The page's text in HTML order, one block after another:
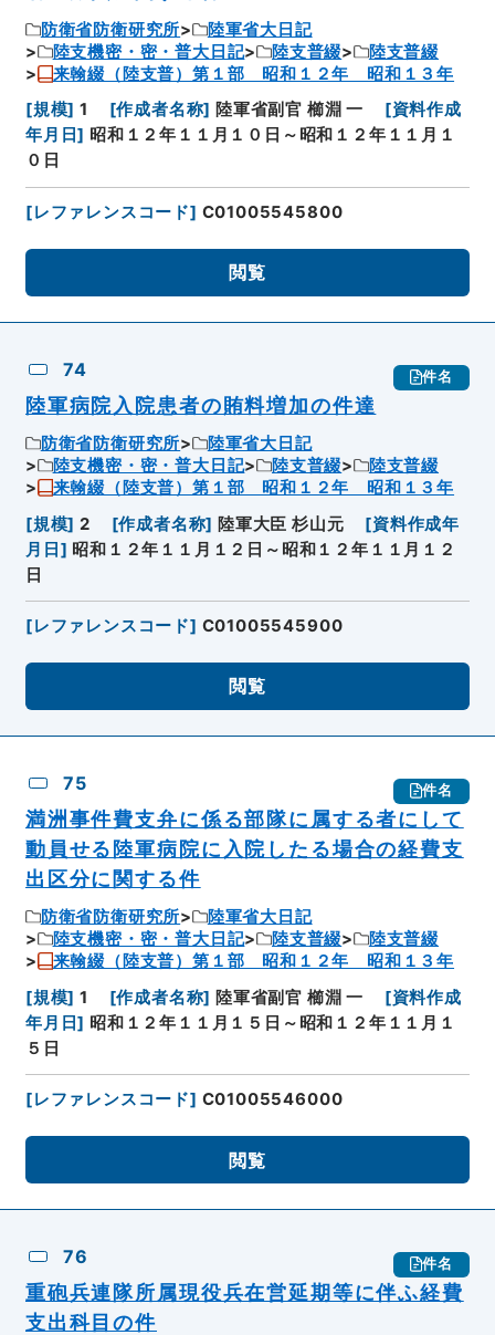
防衛省防衛研究所
陸軍省大日記
陸支機密・密・普大日記
陸支普綴
陸支普綴
来翰綴（陸支普）第１部 昭和１２年 昭和１３年
[規模] 1 [作成者名称] 陸軍省副官 櫛淵 一 [資料作成
年月日] 昭和１２年１１月１０日～昭和１２年１１月１
０日
[レファレンスコード] C01005545800
閲覧
74 件名
陸軍病院入院患者の賄料増加の件達
防衛省防衛研究所
陸軍省大日記
陸支機密・密・普大日記
陸支普綴
陸支普綴
来翰綴（陸支普）第１部 昭和１２年 昭和１３年
[規模] 2 [作成者名称] 陸軍大臣 杉山元 [資料作成年
月日 ] 昭和１２年１１月１２日～昭和１２年１１月１２
日
[レファレンスコード] C01005545900
閲覧
75 件名
満洲事件費支弁に係る部隊に属する者にして
動員せる陸軍病院に入院したる場合の経費支
出区分に関する件
防衛省防衛研究所
陸軍省大日記
陸支機密・密・普大日記
陸支普綴
陸支普綴
来翰綴（陸支普）第１部 昭和１２年 昭和１３年
[規模] 1 [作成者名称] 陸軍省副官 櫛淵 一 [資料作成
年月日] 昭和１２年１１月１５日～昭和１２年１１月１
５日
[レファレンスコード] C01005546000
閲覧
76 件名
重砲兵連隊所属現役兵在営延期等に伴ふ経費
支出科目の件